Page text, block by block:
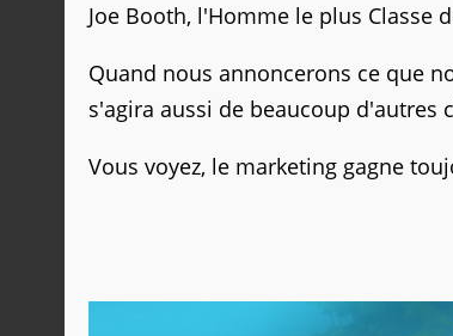
Joe Booth, l'Homme le plus Classe
Quand nous annoncerons ce que
s'agira aussi de beaucoup d'autres
Vous voyez, le marketing gagne